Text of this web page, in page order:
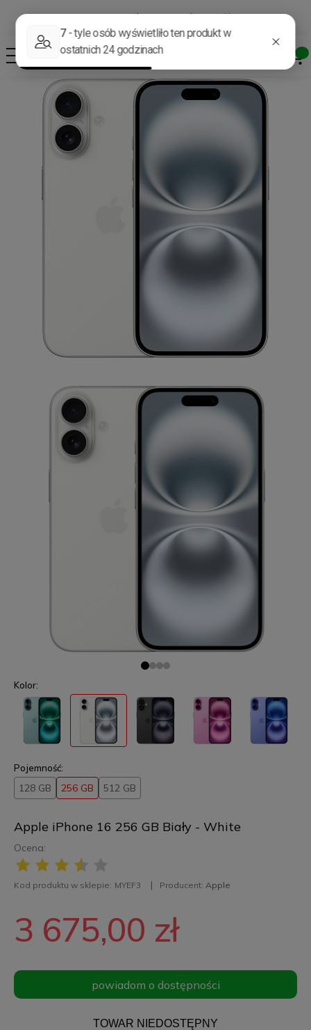
Darmowa dostawa od 400 zł*
Apple iPhone 16 256 GB Biały - White
Ocena:
Kod produktu w sklepie: MYEF3 Producent: Apple
Kolor:
Pojemność:
128 GB 256 GB 512 GB
3 675,00 zł
powiadom o dostępności
TOWAR NIEDOSTĘPNY